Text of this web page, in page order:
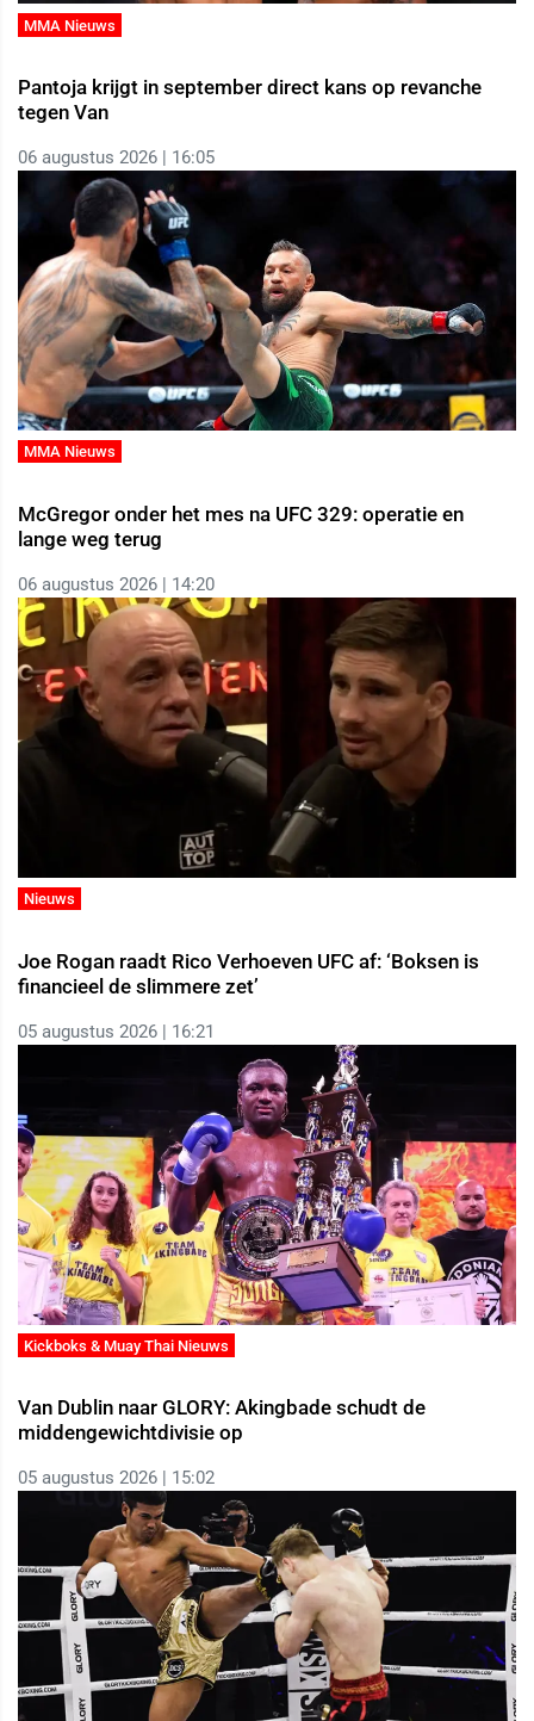
MMA Nieuws
Pantoja krijgt in september direct kans op revanche
tegen Van
06 augustus 2026 | 16:05
MMA Nieuws
McGregor onder het mes na UFC 329: operatie en
lange weg terug
06 augustus 2026 | 14:20
Nieuws
Joe Rogan raadt Rico Verhoeven UFC af: ‘Boksen is
financieel de slimmere zet’
05 augustus 2026 | 16:21
Kickboks & Muay Thai Nieuws
Van Dublin naar GLORY: Akingbade schudt de
middengewichtdivisie op
05 augustus 2026 | 15:02